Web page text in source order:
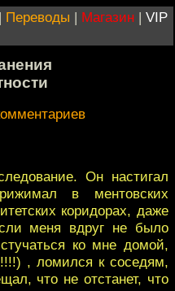
| Переводы | Магазин | VIP
Он настигал
в ментовских
коридорах, даже
меня вдруг не было
ко мне домой,
, ломился к соседям,
что не отстанет, что